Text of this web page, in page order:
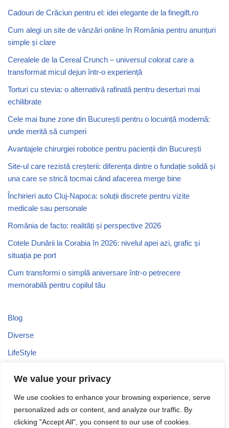
We value your privacy
We use cookies to enhance your browsing experience, serve
personalized ads or content, and analyze our traffic. By
clicking "Accept All", you consent to our use of cookies.
Cadouri de Crăciun pentru el: idei elegante de la finegift.ro
Cum alegi un site de vânzări online în România pentru anunțuri
simple și clare
Cerealele de la Cereal Crunch – universul colorat care a
transformat micul dejun într-o experiență
Torturi cu stevia: o alternativă rafinată pentru deserturi mai
echilibrate
Cele mai bune zone din București pentru o locuință modernă:
unde merită să cumperi
Avantajele chirurgiei robotice pentru pacienții din București
Site-ul care rezistă creșterii: diferența dintre o fundație solidă și
una care se strică tocmai când afacerea merge bine
Închirieri auto Cluj-Napoca: soluții discrete pentru vizite
medicale sau personale
România de facto: realități și perspective 2026
Cotele Dunării la Corabia în 2026: nivelul apei azi, grafic și
situația pe port
Cum transformi o simplă aniversare într-o petrecere
memorabilă pentru copilul tău
Blog
Diverse
LifeStyle
Uncategorized